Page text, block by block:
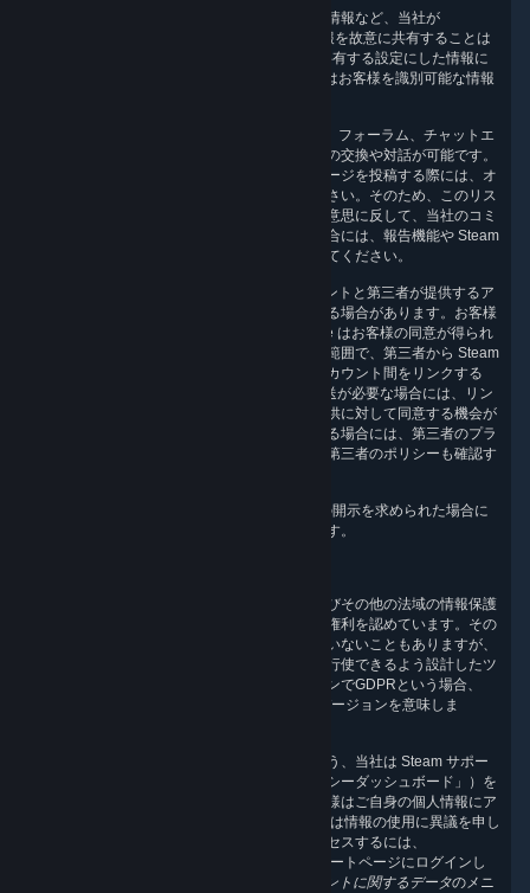
お客様の実名やメールアドレス、お客様の識別情報など、当社が
Steamworks API を通じてお客様の個人識別情報を故意に共有することは
ありませんが、公開の Steam プロフィールで共有する設定にした情報に
は Steamworks API からアクセスでき、一部にはお客様を識別可能な情報
5.5 Steam コミュニティにはメッセージボード、フォーラム、チャットエ
リアが用意されており、ユーザー間でアイデアの交換や対話が可能です。
ボード、フォーラム、チャットエリアにメッセージを投稿する際には、オ
ンラインで情報が公開されることにご注意ください。そのため、このリス
クはお客様ご自身の責任となります。お客様の意思に反して、当社のコミ
ュニティフォーラムに個人情報が掲載された場合には、報告機能や Steam
のヘルプサイトを使って、情報の削除を請求してください。
5.6 Valve は、お客様の Steam ユーザーアカウントと第三者が提供するア
カウントお客様がをリンクできるようにしている場合があります。お客様
がアカウント間のリンクに同意した場合、Valve はお客様の同意が得られ
た情報を収集、合成して、お客様の同意を得た範囲で、第三者から Steam
ユーザーアカウントの情報を受け取ります。アカウント間をリンクする
際、Valve から第三者へお客様の個人情報の転送が必要な場合には、リン
クする前にお客様に通知し、リンクと情報の提供に対して同意する機会が
提供されます。第三者がお客様の情報を利用する場合には、第三者のプラ
イバシーポリシーが適用されます。そのため、第三者のポリシーも確認す
5.7 Valve は、裁判所命令や法規制で個人情報の開示を求められた場合に
は、これに準じて情報を開示することがあります。
欧州経済領域、英国、カリフォルニア州、およびその他の法域の情報保護
法では、その居住者に個人情報に対する特定の権利を認めています。その
他の法域では、法的権利がそれほど認められていないこともありますが、
当社では、世界各地のお客様がこれらの権利を行使できるよう設計したツ
ールをご用意しています（なお、このセクションでGDPRという場合、
EUまたは英国でお客様に適用されるGDPRのバージョンを意味しま
お客様が個人情報保護権を簡単に行使できるよう、当社は Steam サポー
トページに専用のセクション（以下「プライバシーダッシュボード」）を
設けています。このダッシュボードから、お客様はご自身の個人情報にア
クセスし、必要があれば、修正/削除する、または情報の使用に異議を申し
立てることができます。ダッシュボードにアクセスするには、
から Steam サポートページにログインし
マイアカウント -> あなたの Steam アカウントに関するデータのメニ